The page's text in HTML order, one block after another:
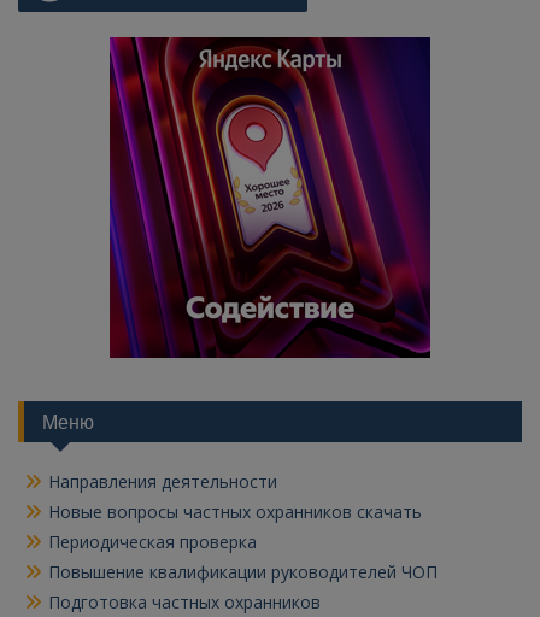
Меню
Направления деятельности
Новые вопросы частных охранников скачать
Периодическая проверка
Повышение квалификации руководителей ЧОП
Подготовка частных охранников